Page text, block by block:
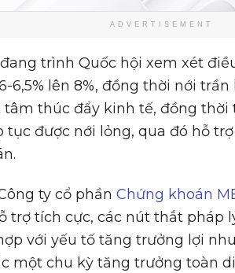
ADVERTISEMENT
trình Quốc hội xem xét
6,5% lên 8%, đồng thời nới
thúc đẩy kinh tế, đồng thời
tục được nới lỏng, qua đó hỗ
ty cổ phần Chứng khoán
trợ tích cực, các nút thắt pháp
với yếu tố tăng trưởng lợi
một chu kỳ tăng trưởng toàn